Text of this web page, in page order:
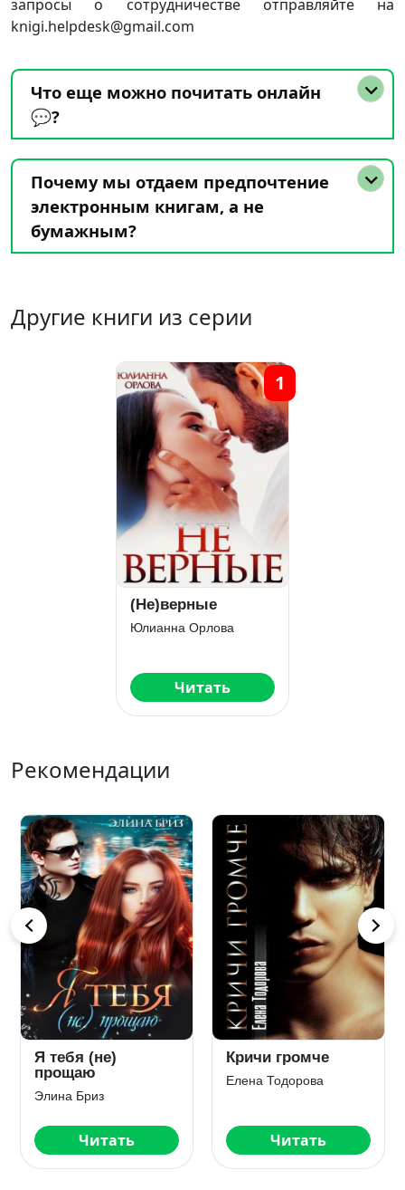
запросы о сотрудничестве отправляйте на
knigi.helpdesk@gmail.com
Что еще можно почитать онлайн
💬?
Почему мы отдаем предпочтение
электронным книгам, а не
бумажным?
Другие книги из серии
(Не)верные
Юлианна Орлова
Читать
1
Рекомендации
Я тебя (не)
прощаю
Элина Бриз
Читать
Кричи громче
Елена Тодорова
Читать